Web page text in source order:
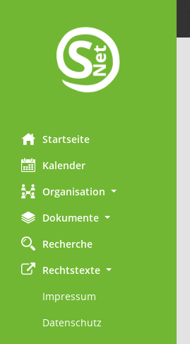
Startseite
Kalender
Organisation
Dokumente
Recherche
Rechtstexte
Impressum
Datenschutz